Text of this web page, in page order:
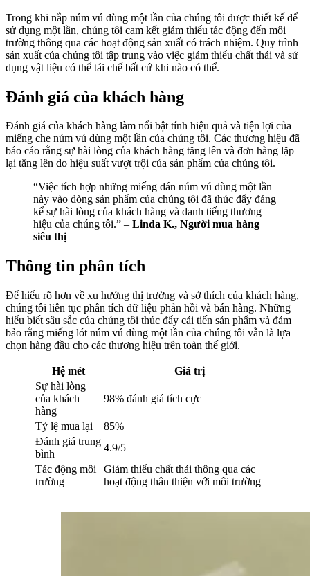
Trong khi nắp núm vú dùng một lần của chúng tôi được thiết kế để
sử dụng một lần, chúng tôi cam kết giảm thiểu tác động đến môi
trường thông qua các hoạt động sản xuất có trách nhiệm. Quy trình
sản xuất của chúng tôi tập trung vào việc giảm thiểu chất thải và sử
dụng vật liệu có thể tái chế bất cứ khi nào có thể.
Đánh giá của khách hàng
Đánh giá của khách hàng làm nổi bật tính hiệu quả và tiện lợi của
miếng che núm vú dùng một lần của chúng tôi. Các thương hiệu đã
báo cáo rằng sự hài lòng của khách hàng tăng lên và đơn hàng lặp
lại tăng lên do hiệu suất vượt trội của sản phẩm của chúng tôi.
“Việc tích hợp những miếng dán núm vú dùng một lần
này vào dòng sản phẩm của chúng tôi đã thúc đẩy đáng
kể sự hài lòng của khách hàng và danh tiếng thương
hiệu của chúng tôi.” – Linda K., Người mua hàng
siêu thị
Thông tin phân tích
Để hiểu rõ hơn về xu hướng thị trường và sở thích của khách hàng,
chúng tôi liên tục phân tích dữ liệu phản hồi và bán hàng. Những
hiểu biết sâu sắc của chúng tôi thúc đẩy cải tiến sản phẩm và đảm
bảo rằng miếng lót núm vú dùng một lần của chúng tôi vẫn là lựa
chọn hàng đầu cho các thương hiệu trên toàn thế giới.
Hệ mét
Giá trị
Sự hài lòng
của khách
hàng
98% đánh giá tích cực
Tỷ lệ mua lại
85%
Đánh giá trung
bình
4.9/5
Tác động môi
trường
Giảm thiểu chất thải thông qua các
hoạt động thân thiện với môi trường